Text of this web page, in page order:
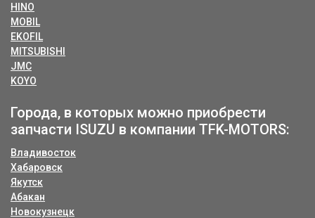
HINO
MOBIL
EKOFIL
MITSUBISHI
JMC
KOYO
Города, в которых можно приобрести
запчасти ISUZU в компании TFK-MOTORS:
Владивосток
Хабаровск
Якутск
Абакан
Новокузнецк